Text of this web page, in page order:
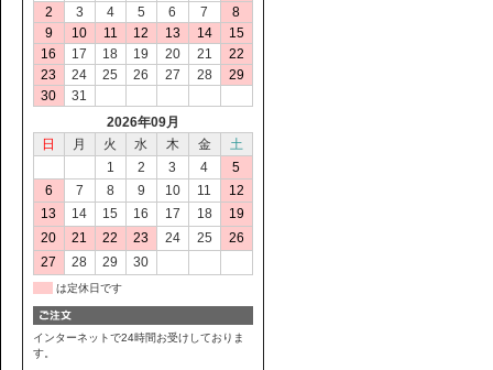
2
3 4 5 6 7
8
9
10 11 12 13 14
15
16
17 18 19 20 21
22
23
24 25 26 27 28
29
30
31
2026年09月
日
月 火 水 木 金
土
1
2 3 4
5
6
7 8 9 10 11
12
13
14 15 16 17 18
19
20
21 22 23 24 25
26
27
28 29 30
は定休日です
インターネットで24時間お受けしておりま
す。